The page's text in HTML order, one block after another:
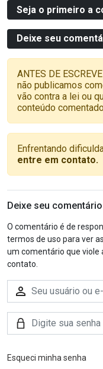
Seja o primeiro a
Deixe seu
ANTES DE
não publicamos
vão contra a lei ou
conteúdo
Enfrentando
entre em contato.
Deixe seu comentário
O comentário é de
termos de uso para ver
um comentário que viole
contato.
Esqueci minha senha